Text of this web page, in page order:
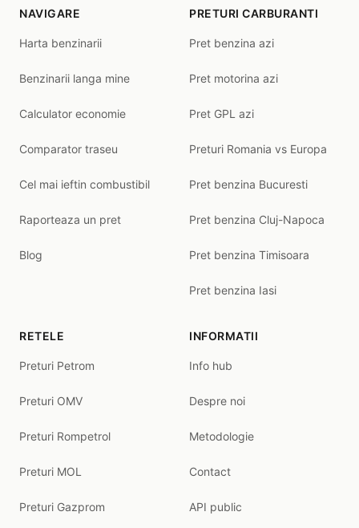
NAVIGARE
Harta benzinarii
Benzinarii langa mine
Calculator economie
Comparator traseu
Cel mai ieftin combustibil
Raporteaza un pret
Blog
PRETURI CARBURANTI
Pret benzina azi
Pret motorina azi
Pret GPL azi
Preturi Romania vs Europa
Pret benzina Bucuresti
Pret benzina Cluj-Napoca
Pret benzina Timisoara
Pret benzina Iasi
RETELE
Preturi Petrom
Preturi OMV
Preturi Rompetrol
Preturi MOL
Preturi Gazprom
INFORMATII
Info hub
Despre noi
Metodologie
Contact
API public